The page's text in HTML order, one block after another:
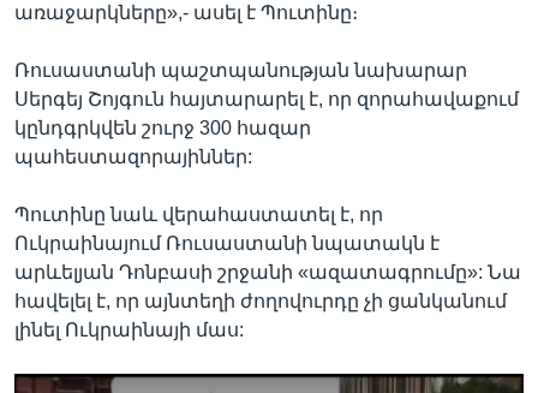
առաջարկները»,- ասել է Պուտինը։
Ռուսաստանի պաշտպանության նախարար
Սերգեյ Շոյգուն հայտարարել է, որ զորահավաքում
կընդգրկվեն շուրջ 300 հազար
պահեստազորայիններ:
Պուտինը նաև վերահաստատել է, որ
Ուկրաինայում Ռուսաստանի նպատակն է
արևելյան Դոնբասի շրջանի «ազատագրումը»: Նա
հավելել է, որ այնտեղի ժողովուրդը չի ցանկանում
լինել Ուկրաինայի մաս: